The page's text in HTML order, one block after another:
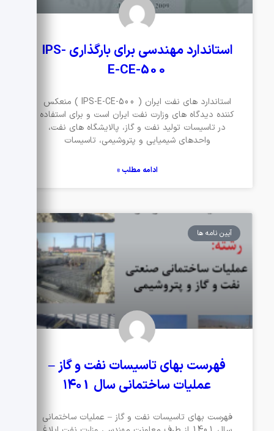
استاندارد مهندسی برای بارگذاری IPS-
E-CE-500
استاندارد های نفت ایران ( IPS-E-CE-500 ) منعکس
کننده دیدگاه های وزارت نفت ایران است و برای استفاده
در تاسیسات تولید نفت و گاز، پالایشگاه های نفت،
واحدهای شیمیایی و پتروشیمی، تاسیسات
ادامه مطلب »
آیین نامه ها
فهرست بهای تاسیسات نفت و گاز –
عملیات ساختمانی سال ۱۴۰1
فهرست بهای تاسیسات نفت و گاز – عملیات ساختمانی